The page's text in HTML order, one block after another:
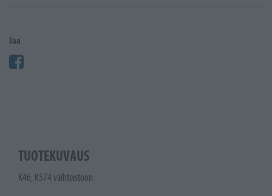
Jaa
TUOTEKUVAUS
K46, K574 vaihteistoon